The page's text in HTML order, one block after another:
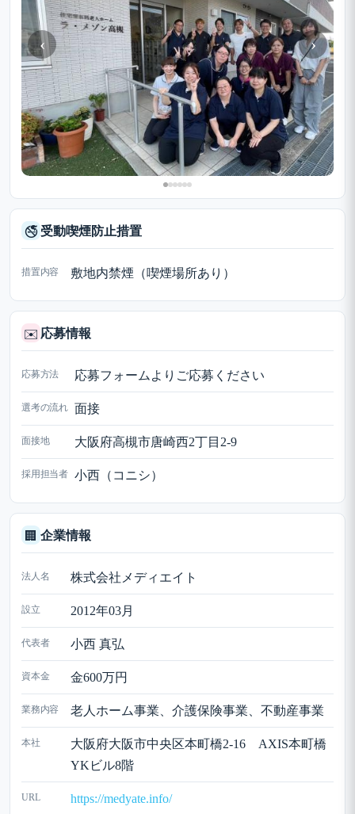
‹ ›
🚭 受動喫煙防止措置
措置内容 敷地内禁煙（喫煙場所あり）
✉️ 応募情報
応募方法 応募フォームよりご応募ください
選考の流れ 面接
面接地 大阪府高槻市唐崎西2丁目2-9
採用担当者 小西（コニシ）
🏢 企業情報
法人名 株式会社メディエイト
設立 2012年03月
代表者 小西 真弘
資本金 金600万円
業務内容 老人ホーム事業、介護保険事業、不動産事業
本社
大阪府大阪市中央区本町橋2-16 AXIS本町橋
YKビル8階
URL https://medyate.info/